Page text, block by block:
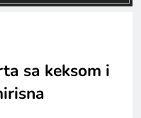
sa keksom i